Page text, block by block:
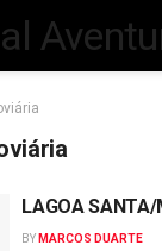
LAGOA SANTA/
BY MARCOS DUARTE